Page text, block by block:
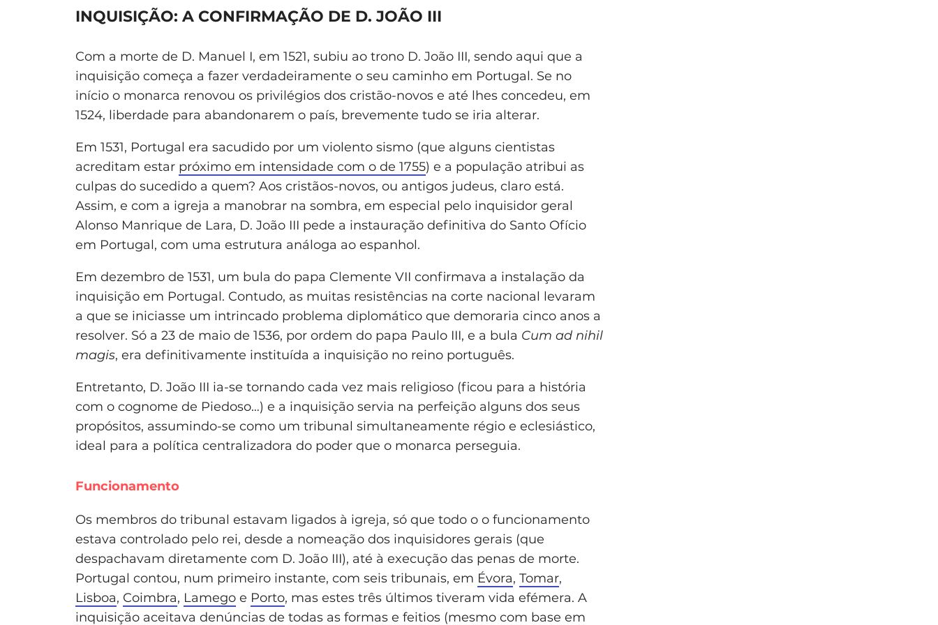
INQUISIÇÃO: A CONFIRMAÇÃO DE D. JOÃO III
Com a morte de D. Manuel I, em 1521, subiu ao trono D. João III, sendo aqui que a
inquisição começa a fazer verdadeiramente o seu caminho em Portugal. Se no
início o monarca renovou os privilégios dos cristão-novos e até lhes concedeu, em
1524, liberdade para abandonarem o país, brevemente tudo se iria alterar.
Em 1531, Portugal era sacudido por um violento sismo (que alguns cientistas
acreditam estar próximo em intensidade com o de 1755) e a população atribui as
culpas do sucedido a quem? Aos cristãos-novos, ou antigos judeus, claro está.
Assim, e com a igreja a manobrar na sombra, em especial pelo inquisidor geral
Alonso Manrique de Lara, D. João III pede a instauração definitiva do Santo Ofício
em Portugal, com uma estrutura análoga ao espanhol.
Em dezembro de 1531, um bula do papa Clemente VII confirmava a instalação da
inquisição em Portugal. Contudo, as muitas resistências na corte nacional levaram
a que se iniciasse um intrincado problema diplomático que demoraria cinco anos a
resolver. Só a 23 de maio de 1536, por ordem do papa Paulo III, e a bula Cum ad nihil
magis, era definitivamente instituída a inquisição no reino português.
Entretanto, D. João III ia-se tornando cada vez mais religioso (ficou para a história
com o cognome de Piedoso…) e a inquisição servia na perfeição alguns dos seus
propósitos, assumindo-se como um tribunal simultaneamente régio e eclesiástico,
ideal para a política centralizadora do poder que o monarca perseguia.
Funcionamento
Os membros do tribunal estavam ligados à igreja, só que todo o o funcionamento
estava controlado pelo rei, desde a nomeação dos inquisidores gerais (que
despachavam diretamente com D. João III), até à execução das penas de morte.
Portugal contou, num primeiro instante, com seis tribunais, em Évora, Tomar,
Lisboa, Coimbra, Lamego e Porto, mas estes três últimos tiveram vida efémera. A
inquisição aceitava denúncias de todas as formas e feitios (mesmo com base em